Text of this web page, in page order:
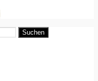
Suchen